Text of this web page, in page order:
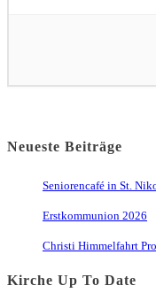
Neueste Beiträge
Seniorencafé in St.
Erstkommunion 2026
Christi Himmelfahrt
Kirche Up To Date